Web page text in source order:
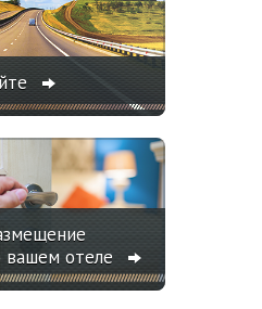
отеле